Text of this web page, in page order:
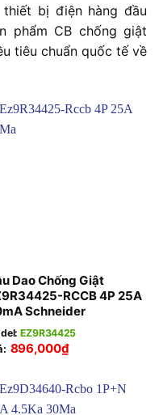
bị điện hàng đầu
phẩm CB chống giật
tiêu chuẩn quốc tế về
Dao Chống Giật
RCCB 4P 25A
Schneider
EZ9R34425
896,000₫